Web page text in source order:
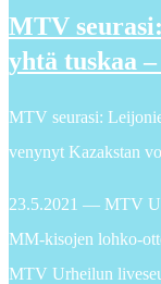
MTV
yhtä tuskaa
MTV seurasi:
venynyt Kazakstan
23.5.2021 — MTV
MM-kisojen lohko-
MTV Urheilun